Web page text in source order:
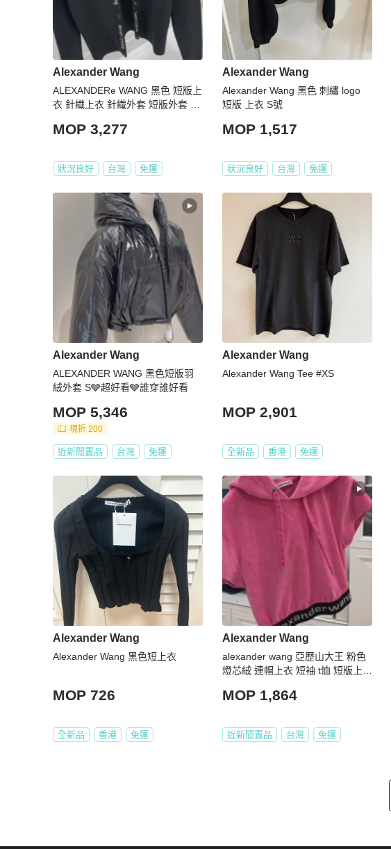
Alexander Wang
ALEXANDERe WANG 黑色 短版上
衣 針織上衣 針織外套 短版外套 小
MOP 3,277
狀況良好 台灣 免運
Alexander Wang
Alexander Wang 黑色 刺繡 logo
短版 上衣 S號
MOP 1,517
狀況良好 台灣 免運
Alexander Wang
ALEXANDER WANG 黑色短版羽
絨外套 S🩶超好看🩶誰穿誰好看
MOP 5,346
現折 200
近新閒置品 台灣 免運
Alexander Wang
Alexander Wang Tee #XS
MOP 2,901
全新品 香港 免運
Alexander Wang
Alexander Wang 黑色短上衣
MOP 726
全新品 香港 免運
Alexander Wang
alexander wang 亞歷山大王 粉色
燈芯絨 連帽上衣 短袖 t恤 短版上衣
MOP 1,864
近新閒置品 台灣 免運